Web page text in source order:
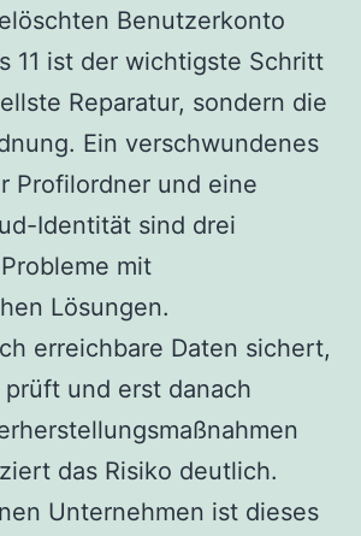
Benutzerkonto
11 ist der wichtigste Schritt
Reparatur, sondern die
Ein verschwundenes
Profilordner und eine
Identität sind drei
mit
Lösungen.
erreichbare Daten sichert,
prüft und erst danach
das Risiko deutlich.
Unternehmen ist dieses